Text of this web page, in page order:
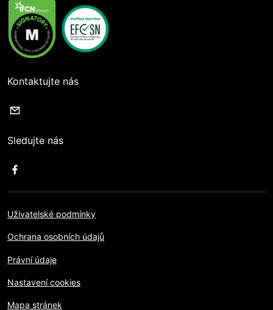
Kontaktujte nás
Sledujte nás
Uživatelské podmínky
Ochrana osobních údajů
Právní údaje
Nastavení cookies
Mapa stránek